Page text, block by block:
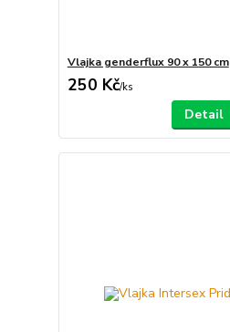
Vlajka genderflux 90 x 150 cm
250 Kč/ks
Detail